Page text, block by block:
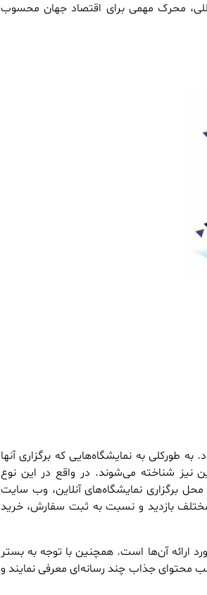
محرک مهمی برای اقتصاد جهان محسوب
طورکلی به نمایشگاه‌هایی که برگزاری آنها
نیز شناخته می‌شوند. در واقع در این نوع
برگزاری نمایشگاه‌های آنلاین، وب سایت
مختلف بازدید و نسبت به ثبت سفارش، خرید
ارائه آن‌ها است. همچنین با توجه به بستر
محتوای جذاب چند رسانه‌ای معرفی نمایند و